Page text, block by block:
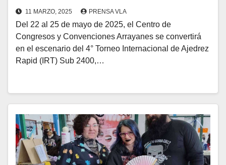
11 MARZO, 2025 PRENSA VLA
Del 22 al 25 de mayo de 2025, el Centro de
Congresos y Convenciones Arrayanes se convertirá
en el escenario del 4° Torneo Internacional de Ajedrez
Rapid (IRT) Sub 2400,…